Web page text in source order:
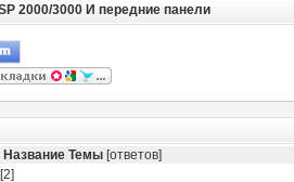
2000/3000 И передние панели
Название Темы[ответов]
2]